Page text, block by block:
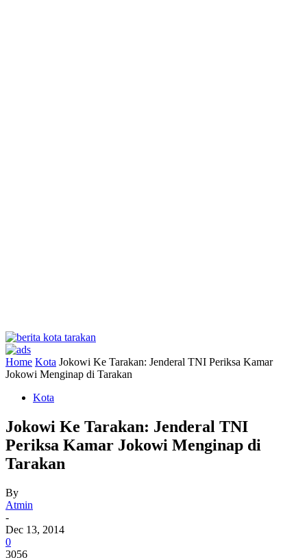
Home Kota Jokowi Ke Tarakan: Jenderal TNI Periksa Kamar
Jokowi Menginap di Tarakan
Kota
Jokowi Ke Tarakan: Jenderal TNI
Periksa Kamar Jokowi Menginap di
Tarakan
By
Atmin
-
Dec 13, 2014
0
3056